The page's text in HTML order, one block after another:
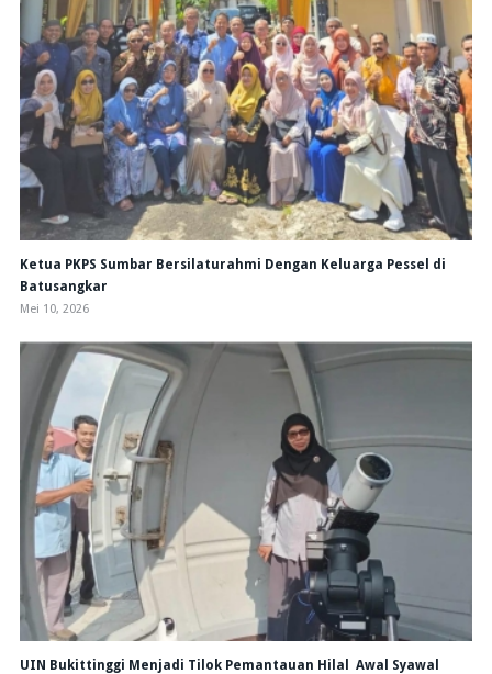
Ketua PKPS Sumbar Bersilaturahmi Dengan Keluarga Pessel di
Batusangkar
Mei 10, 2026
UIN Bukittinggi Menjadi Tilok Pemantauan Hilal Awal Syawal